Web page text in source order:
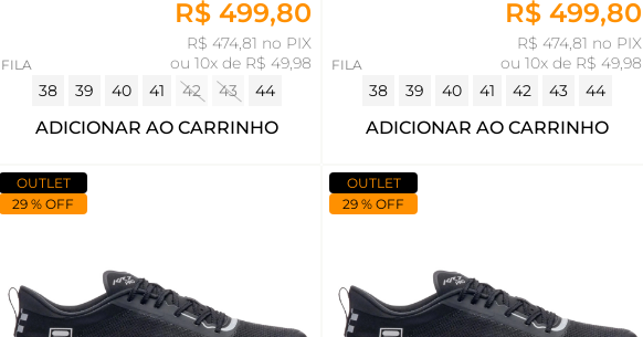
R$ 499,80
R$ 474,81 no PIX
ou 10x de R$ 49,98
FILA
38 39 40 41 42 43 44
ADICIONAR AO CARRINHO
R$ 499,80
R$ 474,81 no PIX
ou 10x de R$ 49,98
FILA
38 39 40 41 42 43 44
ADICIONAR AO CARRINHO
OUTLET
29 % OFF
OUTLET
29 % OFF